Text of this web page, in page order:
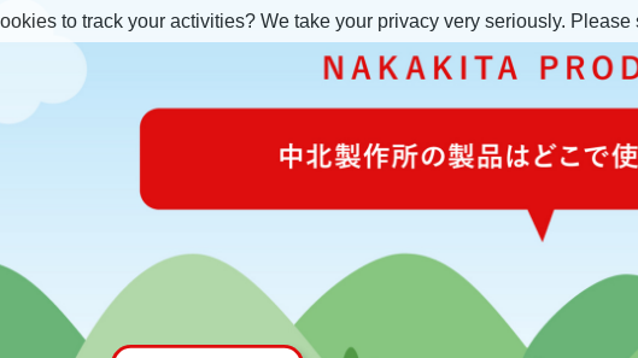
to track your activities? We take your privacy very seriously.